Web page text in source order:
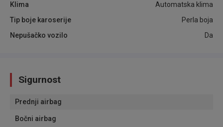
Klima
Automatska klima
Tip boje karoserije
Perla boja
Nepušačko vozilo
Da
Sigurnost
Prednji airbag
Bočni airbag